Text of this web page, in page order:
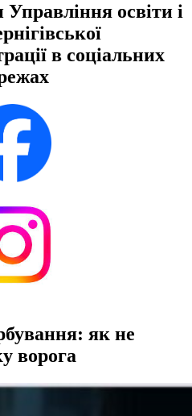
Управління освіти і
в соціальних
як не
ворога